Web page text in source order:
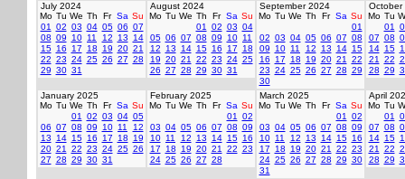
July 2024
Mo Tu We Th Fr Sa Su
01
02 03 04 05 06 07
08 09 10 11 12 13
14
15 16 17 18 19 20 21
22 23 24 25 26 27 28
29 30 31
August 2024
Mo Tu We Th Fr Sa Su
01
02 03 04
05 06 07 08 09 10 11
12
13 14 15 16 17
18
19 20 21 22 23 24 25
26 27 28 29 30 31
September 2024
Mo Tu We Th Fr Sa Su
01
02 03 04 05 06 07 08
09
10 11 12 13 14 15
16
17 18 19 20 21
22
23 24 25 26 27 28 29
30
October
Mo Tu
01
07 08
14 15
21
22
28 29
January 2025
Mo Tu We Th Fr Sa Su
01
02 03 04 05
06 07 08 09 10 11
12
13
14 15 16 17 18
19
20 21 22 23 24 25 26
27 28 29 30 31
February 2025
Mo Tu We Th Fr Sa Su
01
02
03 04 05 06 07 08 09
10 11 12 13 14 15 16
17
18 19 20 21 22 23
24 25 26 27 28
March 2025
Mo Tu We Th Fr Sa Su
01
02
03 04 05 06 07 08 09
10 11 12 13 14 15 16
17
18 19 20 21 22 23
24 25 26 27 28 29 30
31
April
Mo Tu
01
07 08
14 15
21
22
28 29